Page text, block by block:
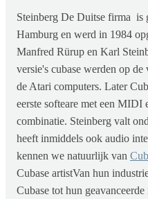
Steinberg De Duitse firma is
Hamburg en werd in 1984
Manfred Rürup en Karl
versie's cubase werden op
de Atari computers. Later
eerste softeare met een MIDI
combinatie. Steinberg valt
heeft inmiddels ook audio
kennen we natuurlijk van
Cubase artistVan hun
Cubase tot hun